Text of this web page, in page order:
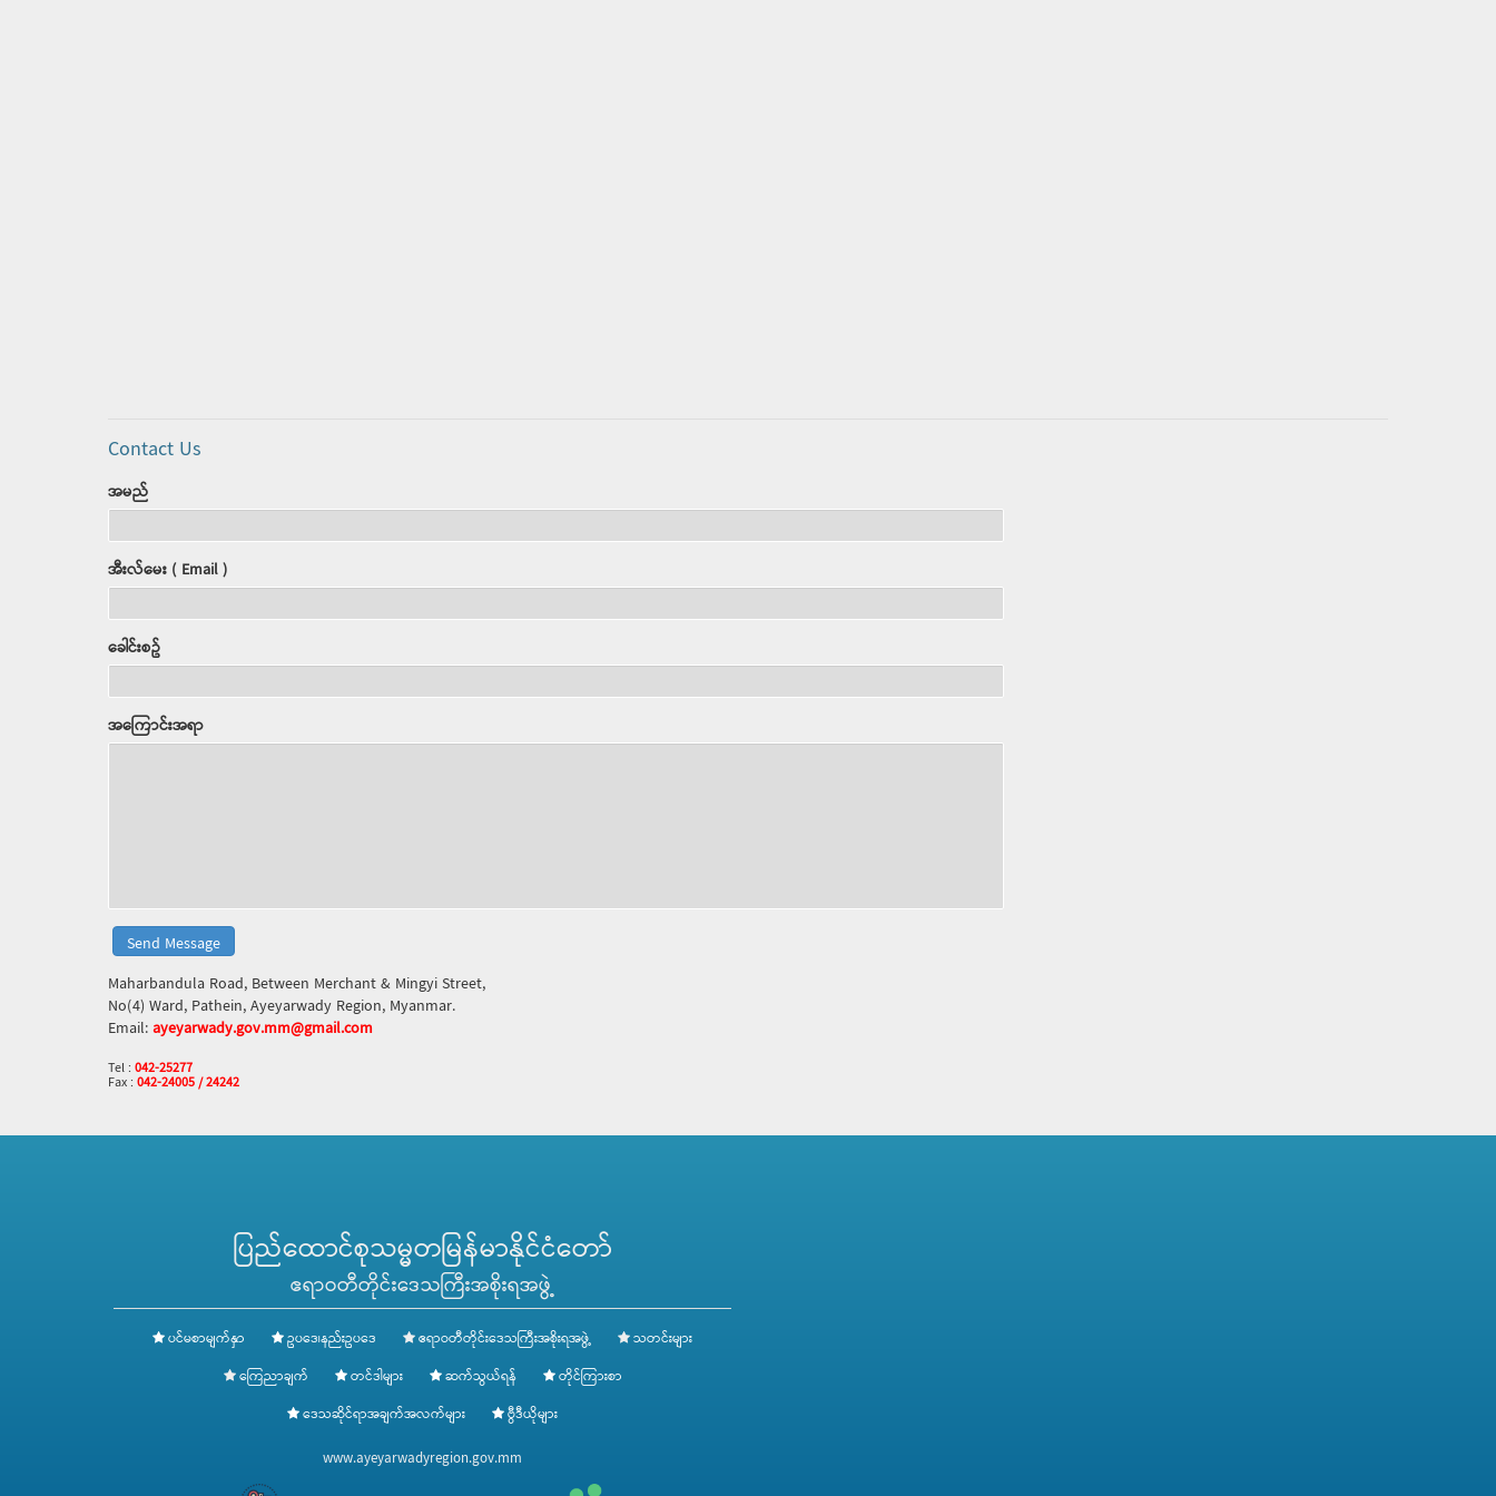
Contact Us
အမည်
အီးလ်မေး ( Email )
ခေါင်းစဥ်
အကြောင်းအရာ
Maharbandula Road, Between Merchant & Mingyi Street,
No(4) Ward, Pathein, Ayeyarwady Region, Myanmar.
Email:ayeyarwady.gov.mm@gmail.com
Tel : 042-25277
Fax : 042-24005 / 24242
ပြည်ထောင်စုသမ္မတမြန်မာနိုင်ငံတော်
ဧရာဝတီတိုင်းဒေသကြီးအစိုးရအဖွဲ့
ပင်မစာမျက်နှာ ဥပဒေ၊နည်းဥပဒေ ဧရာဝတီတိုင်းဒေသကြီးအစိုးရအဖွဲ့
သတင်းများ
ကြေညာချက်
တင်ဒါများ ဆက်သွယ်ရန်
တိုင်ကြားစာ
ဒေသဆိုင်ရာအချက်အလက်များ
ဗွီဒီယိုများ
www.ayeyarwadyregion.gov.mm